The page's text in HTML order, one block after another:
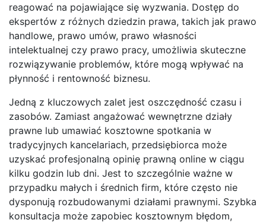
reagować na pojawiające się wyzwania. Dostęp do
ekspertów z różnych dziedzin prawa, takich jak prawo
handlowe, prawo umów, prawo własności
intelektualnej czy prawo pracy, umożliwia skuteczne
rozwiązywanie problemów, które mogą wpływać na
płynność i rentowność biznesu.
Jedną z kluczowych zalet jest oszczędność czasu i
zasobów. Zamiast angażować wewnętrzne działy
prawne lub umawiać kosztowne spotkania w
tradycyjnych kancelariach, przedsiębiorca może
uzyskać profesjonalną opinię prawną online w ciągu
kilku godzin lub dni. Jest to szczególnie ważne w
przypadku małych i średnich firm, które często nie
dysponują rozbudowanymi działami prawnymi. Szybka
konsultacja może zapobiec kosztownym błędom,